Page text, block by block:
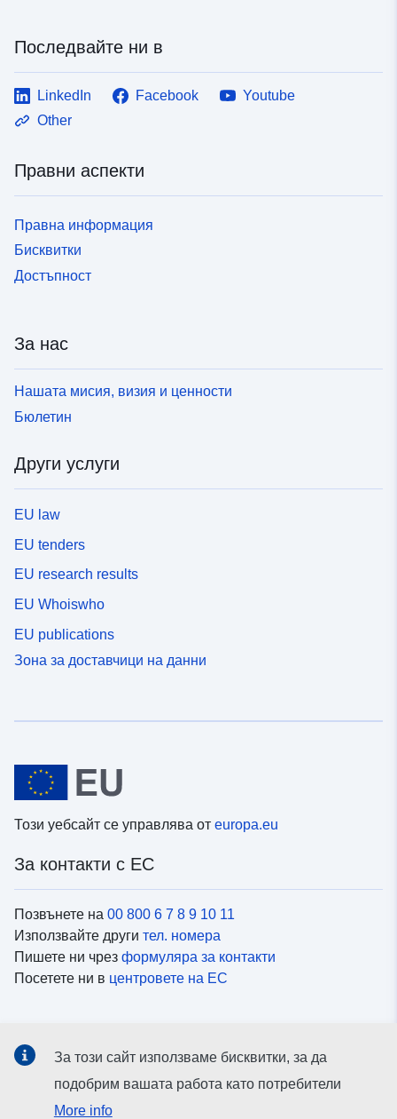
Последвайте ни в
LinkedIn Facebook
Youtube
Other
Правни аспекти
Правна информация
Бисквитки
Достъпност
За нас
Нашата мисия, визия и ценности
Бюлетин
Други услуги
EU law
EU tenders
EU research results
EU Whoiswho
EU publications
Зона за доставчици на данни
Този уебсайт се управлява от europa.eu
За контакти с ЕС
Позвънете на 00 800 6 7 8 9 10 11
Използвайте други тел. номера
Пишете ни чрез формуляра за контакти
Посетете ни в центровете на ЕС
Вижте профили на ЕС в социалните медии
За този сайт използваме бисквитки, за да
подобрим вашата работа като потребители
More info